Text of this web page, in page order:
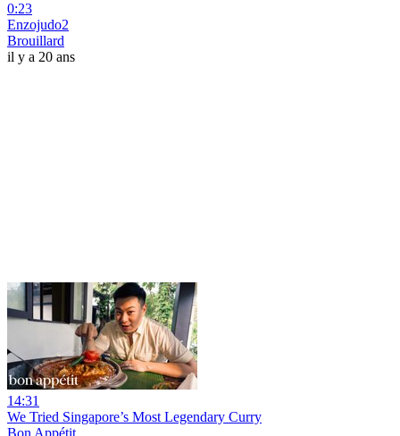
0:23
Enzojudo2
Brouillard
il y a 20 ans
14:31
We Tried Singapore’s Most Legendary Curry